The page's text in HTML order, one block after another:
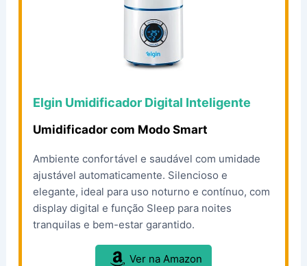
Elgin Umidificador Digital Inteligente
Umidificador com Modo Smart
Ambiente confortável e saudável com umidade
ajustável automaticamente. Silencioso e
elegante, ideal para uso noturno e contínuo, com
display digital e função Sleep para noites
tranquilas e bem-estar garantido.
Ver na Amazon